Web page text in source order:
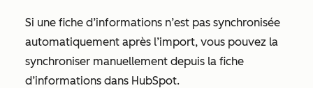
Si une fiche d’informations n’est pas synchronisée
automatiquement après l’import, vous pouvez la
synchroniser manuellement depuis la fiche
d’informations dans HubSpot.